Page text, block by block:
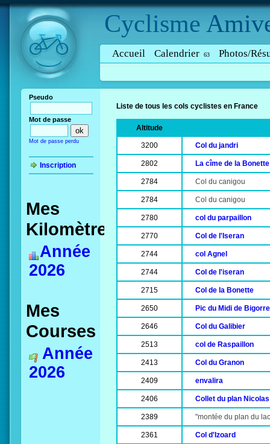
Cyclisme
Accueil Calendrier 63 Photos/
Pseudo
Mot de passe
Mot de passe perdu
Inscription
Mes
Kilomètres
Année
2026
Mes
Courses
Année
2026
Liste de tous les cols cyclistes en France
Altitude
3200 Col du jandri
2802 La cîme de la Bonette
2784 Col du canigou
2784 Col du canigou
2780 col du parpaillon
2770 Col de l'Iseran
2744 col Agnel
2744 Col de l'iseran
2715 Col de la Bonette
2650 Pic du Midi de
2646 Col du Galibier
2513 col de Raspaillon
2413 Col du Granon
2409 envalira
2406 Collet du plan Nicolas
2389 "montée du plan du
2361 Col d'Izoard